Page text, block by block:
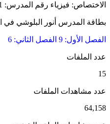
الاختصاص: فيزياء رقم المدرس: 111
بطاقة المدرس أنور البلوشي في
الفصل الأول: 9 الفصل الثاني: 6
عدد الملفات
15
عدد مشاهدات الملفات
64,158